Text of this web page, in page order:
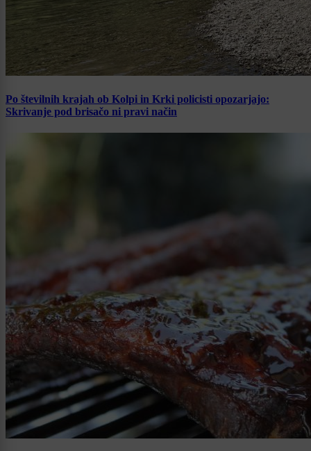
Po številnih krajah ob Kolpi in Krki policisti opozarjajo:
Skrivanje pod brisačo ni pravi način